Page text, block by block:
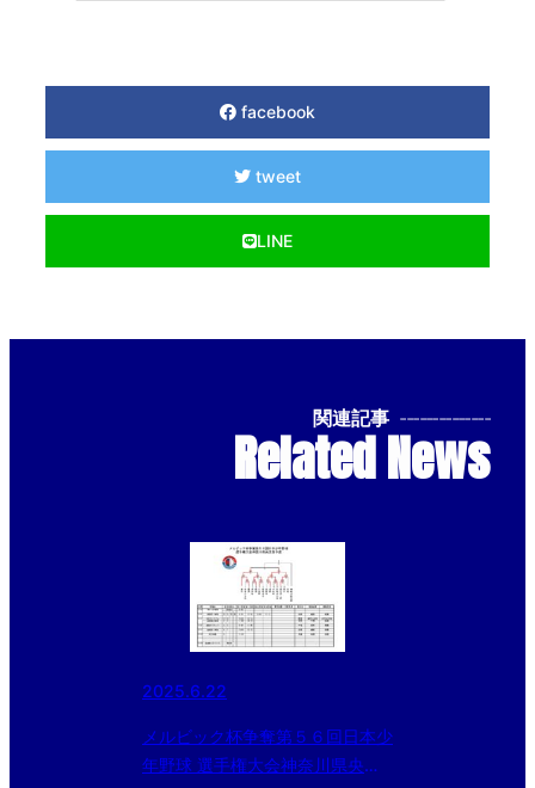
facebook
tweet
LINE
関連記事 --------------
Related News
2025.6.22
メルビック杯争奪第５６回日本少
年野球 選手権大会神奈川県央支